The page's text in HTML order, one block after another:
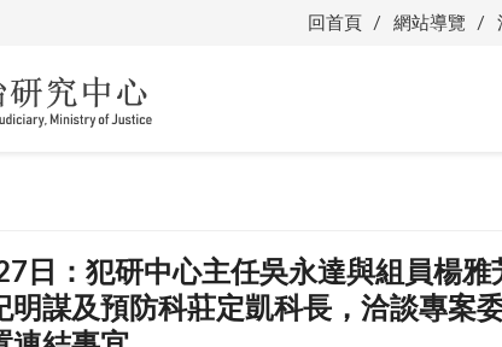
回首頁 網站導覽
日：犯研中心主任吳永達與組員楊
明謀及預防科莊定凱科長，洽談專案